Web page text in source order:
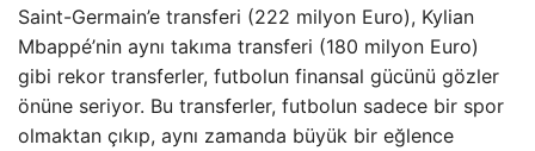
Saint-Germain’e transferi (222 milyon Euro), Kylian
Mbappé’nin aynı takıma transferi (180 milyon Euro)
gibi rekor transferler, futbolun finansal gücünü gözler
önüne seriyor. Bu transferler, futbolun sadece bir spor
olmaktan çıkıp, aynı zamanda büyük bir eğlence